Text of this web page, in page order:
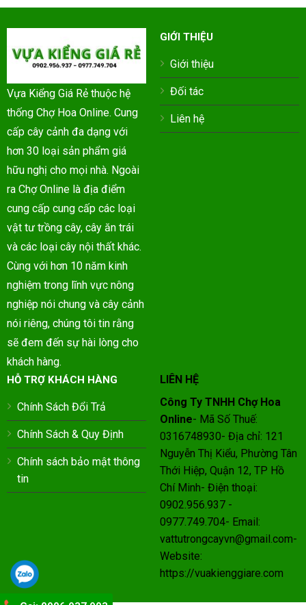
Vựa Kiểng Giá Rẻ thuộc hệ
thống Chợ Hoa Online. Cung
cấp cây cảnh đa dạng với
hơn 30 loại sản phẩm giá
hữu nghị cho mọi nhà. Ngoài
ra Chợ Online là địa điểm
cung cấp cung cấp các loại
vật tư trồng cây, cây ăn trái
và các loại cây nội thất khác.
Cùng với hơn 10 năm kinh
nghiệm trong lĩnh vực nông
nghiệp nói chung và cây cảnh
nói riêng, chúng tôi tin rằng
sẽ đem đến sự hài lòng cho
khách hàng.
GIỚI THIỆU
Giới thiệu
Đối tác
Liên hệ
HỖ TRỢ KHÁCH HÀNG
Chính Sách Đổi Trả
Chính Sách & Quy Định
Chính sách bảo mật thông
tin
LIÊN HỆ
Công Ty TNHH Chợ Hoa
Online- Mã Số Thuế:
0316748930- Địa chỉ: 121
Nguyễn Thị Kiểu, Phường Tân
Thới Hiệp, Quận 12, TP Hồ
Chí Minh- Điện thoại:
0902.956.937 -
0977.749.704- Email:
vattutrongcayvn@gmail.com-
Website:
https://vuakienggiare.com